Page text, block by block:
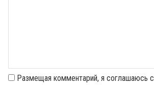
Размещая комментарий, я соглашаюсь с